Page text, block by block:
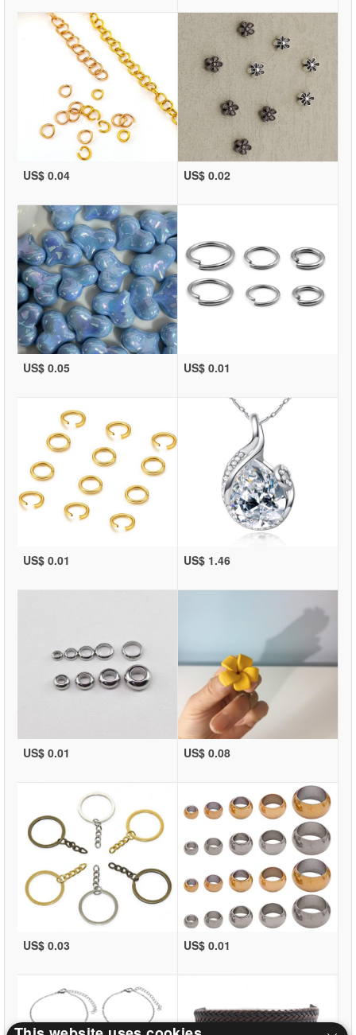
US$ 0.04 US$ 0.02
US$ 0.05 US$ 0.01
US$ 0.01 US$ 1.46
US$ 0.01 US$ 0.08
US$ 0.03 US$ 0.01